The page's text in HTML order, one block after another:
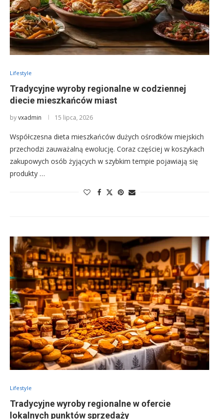
Lifestyle
Tradycyjne wyroby regionalne w codziennej
diecie mieszkańców miast
byvxadmin 15 lipca, 2026
Współczesna dieta mieszkańców dużych ośrodków miejskich
przechodzi zauważalną ewolucję. Coraz częściej w koszykach
zakupowych osób żyjących w szybkim tempie pojawiają się
produkty …
Lifestyle
Tradycyjne wyroby regionalne w ofercie
lokalnych punktów sprzedaży